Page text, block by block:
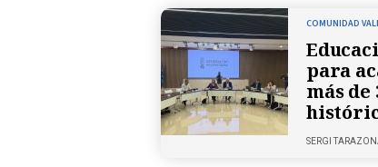
COMUNIDAD
para
más de
SERGI